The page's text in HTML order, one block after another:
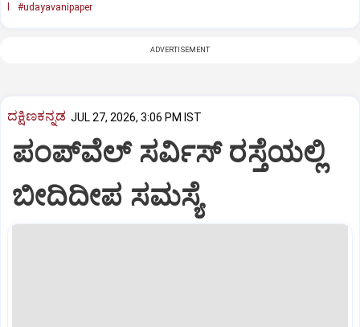
#udayavanipaper
ADVERTISEMENT
ದಕ್ಷಿಣಕನ್ನಡ JUL 27, 2026, 3:06 PM IST
ಪಂಪ್‌ವೆಲ್ ಸರ್ವಿಸ್ ರಸ್ತೆಯಲ್ಲಿ
ಬೀದಿದೀಪ ಸಮಸ್ಯೆ